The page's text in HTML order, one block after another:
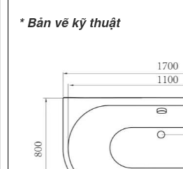
* Bản vẽ kỹ thuật